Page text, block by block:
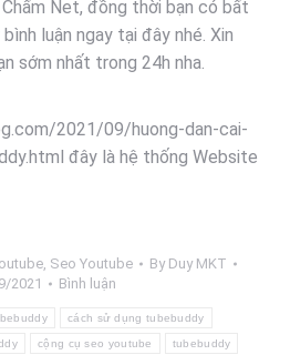
Net, đồng thời bạn có bất
luận ngay tại đây nhé. Xin
sớm nhất trong 24h nha.
2021/09/huong-dan-cai-
đây là hệ thống Website
, Seo Youtube By Duy MKT
2021
Bình luận
cách sử dụng tubebuddy
cộng cụ seo youtube tubebuddy